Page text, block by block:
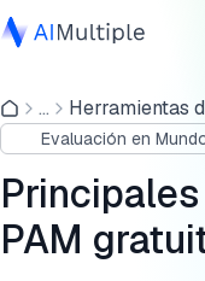
IA agencial
Ciberseguridad
Datos
Software
Servicios
... Herramientas
Evaluación en
PAM
Características de
gratuitas
Explicación de las